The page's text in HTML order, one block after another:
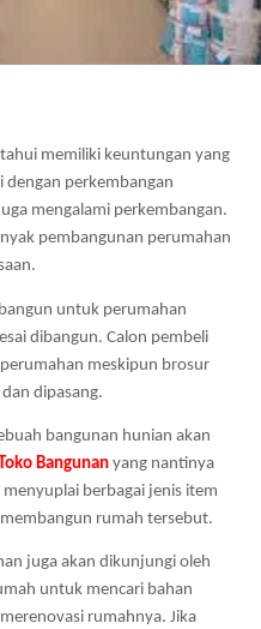
memiliki keuntungan yang
dengan perkembangan
mengalami perkembangan.
pembangunan perumahan
untuk perumahan
dibangun. Calon pembeli
meskipun brosur
dipasang.
bangunan hunian akan
Toko Bangunan yang nantinya
berbagai jenis item
rumah tersebut.
juga akan dikunjungi oleh
untuk mencari bahan
rumahnya. Jika